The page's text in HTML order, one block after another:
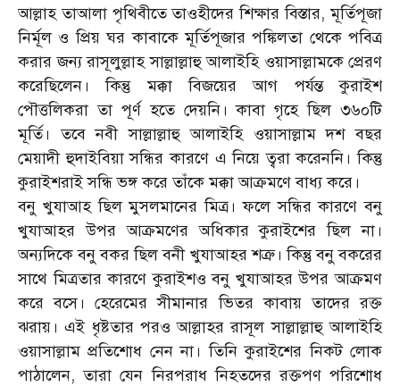
আল্লাহ তাআলা পৃথিবীতে তাওহীদের শিক্ষার বিস্তার, মূর্তিপূজা
নির্মূল ও প্রিয় ঘর কাবাকে মূর্তিপূজার পঙ্কিলতা থেকে পবিত্র
করার জন্য রাসূলুল্লাহ সাল্লাল্লাহু আলাইহি ওয়াসাল্লামকে প্রেরণ
করেছিলেন। কিন্তু মক্কা বিজয়ের আগ পর্যন্ত কুরাইশ
পৌত্তলিকরা তা পূর্ণ হতে দেয়নি। কাবা গৃহে ছিল ৩৬০টি
মূর্তি। তবে নবী সাল্লাল্লাহু আলাইহি ওয়াসাল্লাম দশ বছর
মেয়াদী হুদাইবিয়া সন্ধির কারণে এ নিয়ে ত্বরা করেননি। কিন্তু
কুরাইশরাই সন্ধি ভঙ্গ করে তাঁকে মক্কা আক্রমণে বাধ্য করে।
বনু খুযাআহ ছিল মুসলমানের মিত্র। ফলে সন্ধির কারণে বনু
খুযাআহর উপর আক্রমণের অধিকার কুরাইশের ছিল না।
অন্যদিকে বনু বকর ছিল বনী খুযাআহর শত্রু। কিন্তু বনু বকরের
সাথে মিত্রতার কারণে কুরাইশও বনু খুযাআহর উপর আক্রমণ
করে বসে। হেরেমের সীমানার ভিতর কাবায় তাদের রক্ত
ঝরায়। এই ধৃষ্টতার পরও আল্লাহর রাসূল সাল্লাল্লাহু আলাইহি
ওয়াসাল্লাম প্রতিশোধ নেন না। তিনি কুরাইশের নিকট লোক
পাঠালেন, তারা যেন নিরপরাধ নিহতদের রক্তপণ পরিশোধ